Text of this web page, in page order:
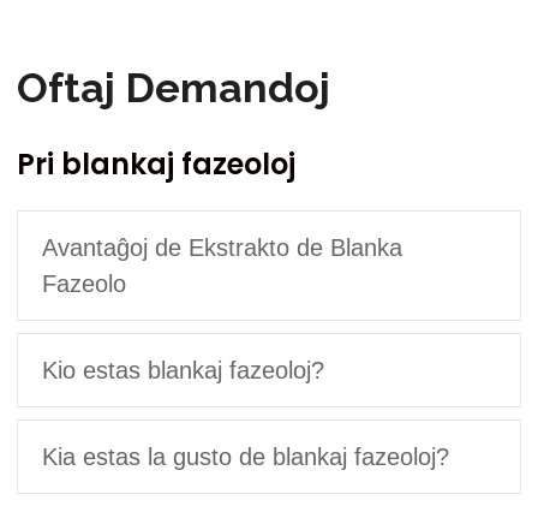
Oftaj Demandoj
Pri blankaj fazeoloj
Avantaĝoj de Ekstrakto de Blanka
Fazeolo
Kio estas blankaj fazeoloj?
Kia estas la gusto de blankaj fazeoloj?